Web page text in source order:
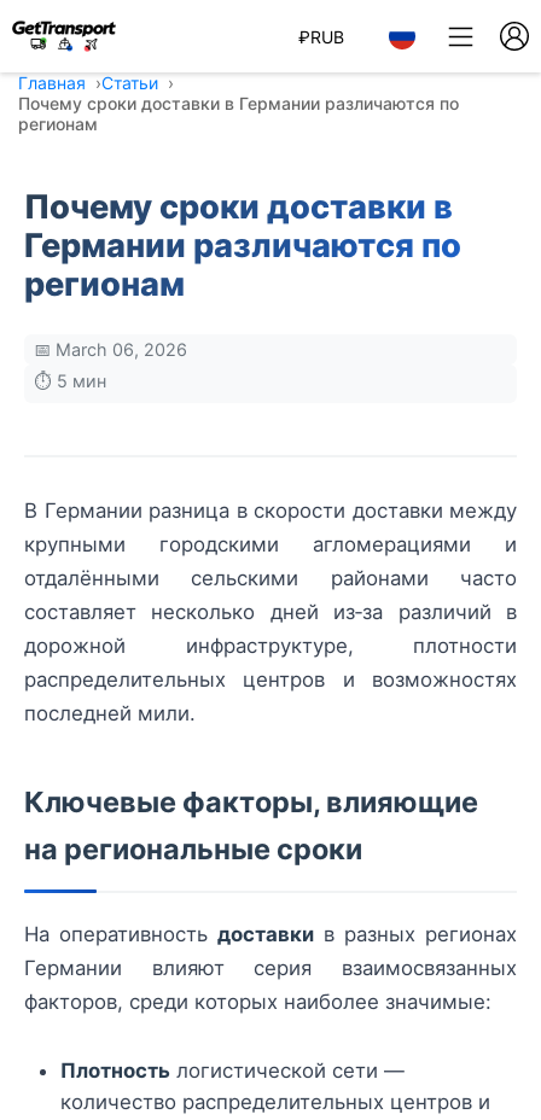
₽RUB
Главная
Статьи
Почему сроки доставки в Германии различаются по
регионам
Почему сроки доставки в
Германии различаются по
регионам
📅 March 06, 2026
⏱️ 5 мин
В Германии разница в скорости доставки между
крупными городскими агломерациями и
отдалёнными сельскими районами часто
составляет несколько дней из‑за различий в
дорожной инфраструктуре, плотности
распределительных центров и возможностях
последней мили.
Ключевые факторы, влияющие
на региональные сроки
На оперативность доставки в разных регионах
Германии влияют серия взаимосвязанных
факторов, среди которых наиболее значимые:
Плотность логистической сети —
количество распределительных центров и